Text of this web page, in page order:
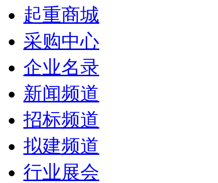
起重商城
采购中心
企业名录
新闻频道
招标频道
拟建频道
行业展会